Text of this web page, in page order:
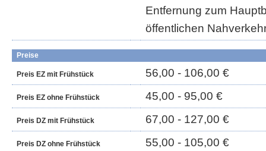
Entfernung zum
öffentlichen
Preise
Preis EZ mit Frühstück 56,00 - 106,00 €
Preis EZ ohne Frühstück 45,00 - 95,00 €
Preis DZ mit Frühstück 67,00 - 127,00 €
Preis DZ ohne Frühstück 55,00 - 105,00 €